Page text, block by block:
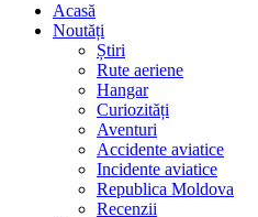
Acasă
Noutăți
Știri
Rute aeriene
Hangar
Curiozități
Aventuri
Accidente aviatice
Incidente aviatice
Republica Moldova
Recenzii